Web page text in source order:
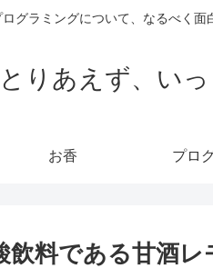
グラミングについて、なるべく面
とりあえず、いっ
お香 プロ
料である甘酒レ